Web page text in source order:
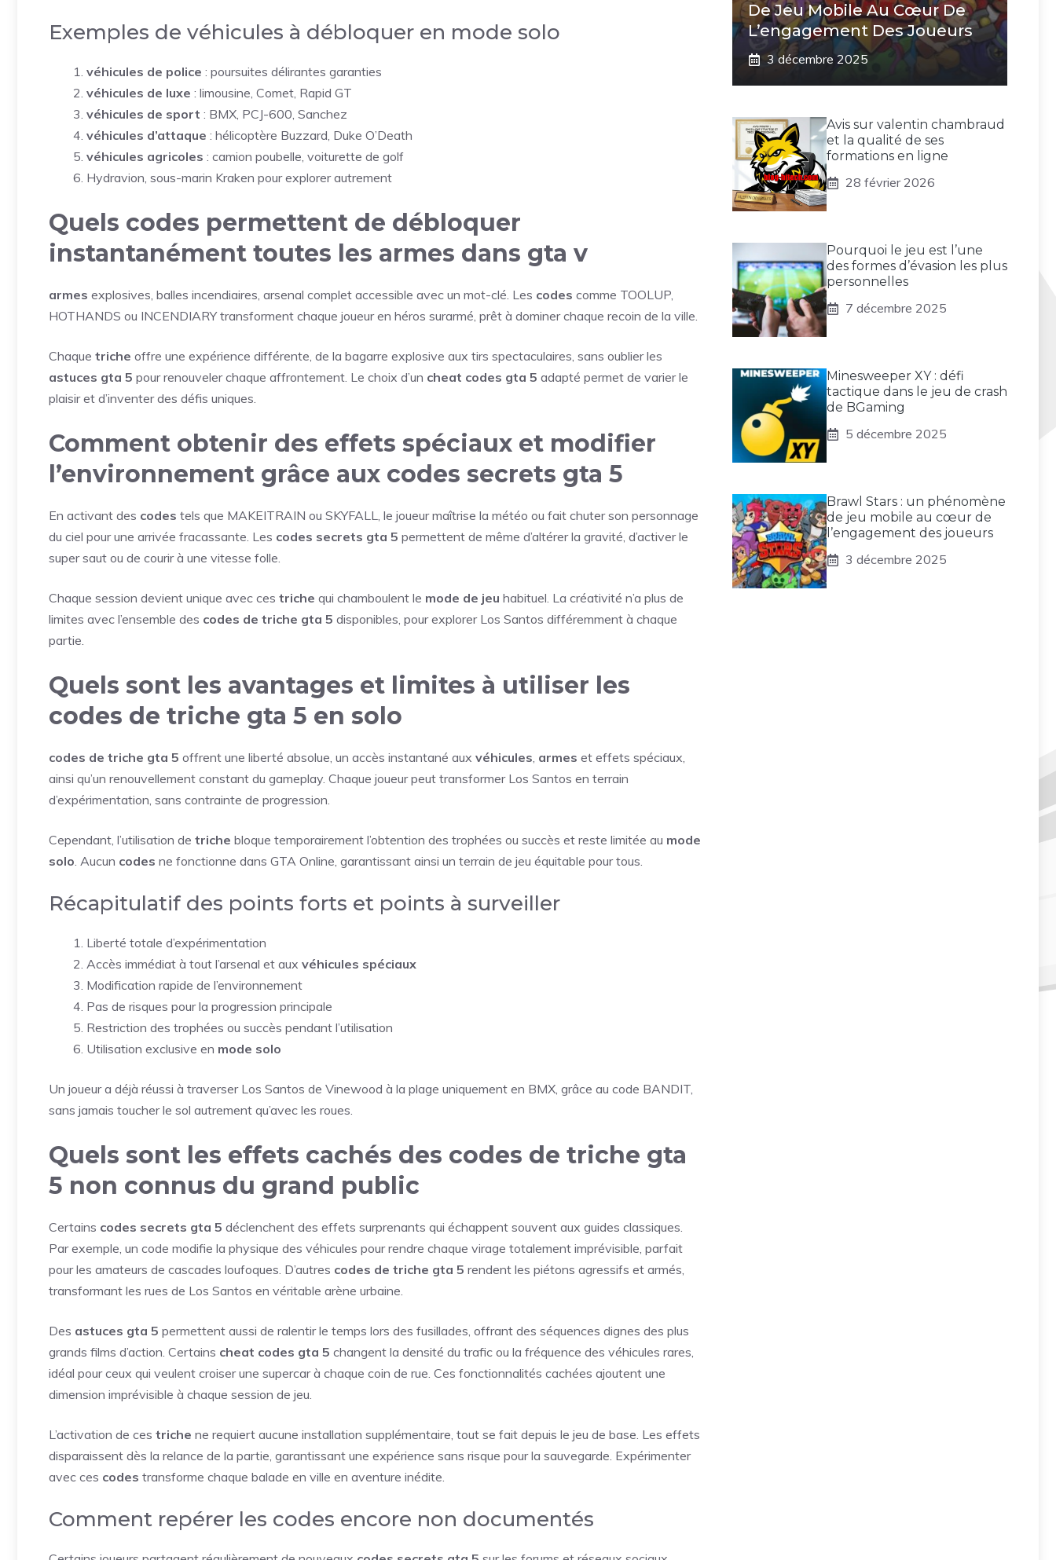
Exemples de véhicules à débloquer en mode solo
véhicules de police : poursuites délirantes garanties
véhicules de luxe : limousine, Comet, Rapid GT
véhicules de sport : BMX, PCJ-600, Sanchez
véhicules d’attaque : hélicoptère Buzzard, Duke O’Death
véhicules agricoles : camion poubelle, voiturette de golf
Hydravion, sous-marin Kraken pour explorer autrement
Quels codes permettent de débloquer
instantanément toutes les armes dans gta v
armes explosives, balles incendiaires, arsenal complet accessible avec un mot-clé. Les codes comme TOOLUP,
HOTHANDS ou INCENDIARY transforment chaque joueur en héros surarmé, prêt à dominer chaque recoin de la ville.
Chaque triche offre une expérience différente, de la bagarre explosive aux tirs spectaculaires, sans oublier les
astuces gta 5 pour renouveler chaque affrontement. Le choix d’un cheat codes gta 5 adapté permet de varier le
plaisir et d’inventer des défis uniques.
Comment obtenir des effets spéciaux et modifier
l’environnement grâce aux codes secrets gta 5
En activant des codes tels que MAKEITRAIN ou SKYFALL, le joueur maîtrise la météo ou fait chuter son personnage
du ciel pour une arrivée fracassante. Les codes secrets gta 5 permettent de même d’altérer la gravité, d’activer le
super saut ou de courir à une vitesse folle.
Chaque session devient unique avec ces triche qui chamboulent le mode de jeu habituel. La créativité n’a plus de
limites avec l’ensemble des codes de triche gta 5 disponibles, pour explorer Los Santos différemment à chaque
partie.
Quels sont les avantages et limites à utiliser les
codes de triche gta 5 en solo
codes de triche gta 5 offrent une liberté absolue, un accès instantané aux véhicules, armes et effets spéciaux,
ainsi qu’un renouvellement constant du gameplay. Chaque joueur peut transformer Los Santos en terrain
d’expérimentation, sans contrainte de progression.
Cependant, l’utilisation de triche bloque temporairement l’obtention des trophées ou succès et reste limitée au mode
solo. Aucun codes ne fonctionne dans GTA Online, garantissant ainsi un terrain de jeu équitable pour tous.
Récapitulatif des points forts et points à surveiller
Liberté totale d’expérimentation
Accès immédiat à tout l’arsenal et aux véhicules spéciaux
Modification rapide de l’environnement
Pas de risques pour la progression principale
Restriction des trophées ou succès pendant l’utilisation
Utilisation exclusive en mode solo
Un joueur a déjà réussi à traverser Los Santos de Vinewood à la plage uniquement en BMX, grâce au code BANDIT,
sans jamais toucher le sol autrement qu’avec les roues.
Quels sont les effets cachés des codes de triche gta
5 non connus du grand public
Certains codes secrets gta 5 déclenchent des effets surprenants qui échappent souvent aux guides classiques.
Par exemple, un code modifie la physique des véhicules pour rendre chaque virage totalement imprévisible, parfait
pour les amateurs de cascades loufoques. D’autres codes de triche gta 5 rendent les piétons agressifs et armés,
transformant les rues de Los Santos en véritable arène urbaine.
Des astuces gta 5 permettent aussi de ralentir le temps lors des fusillades, offrant des séquences dignes des plus
grands films d’action. Certains cheat codes gta 5 changent la densité du trafic ou la fréquence des véhicules rares,
idéal pour ceux qui veulent croiser une supercar à chaque coin de rue. Ces fonctionnalités cachées ajoutent une
dimension imprévisible à chaque session de jeu.
L’activation de ces triche ne requiert aucune installation supplémentaire, tout se fait depuis le jeu de base. Les effets
disparaissent dès la relance de la partie, garantissant une expérience sans risque pour la sauvegarde. Expérimenter
avec ces codes transforme chaque balade en ville en aventure inédite.
Comment repérer les codes encore non documentés
De Jeu Mobile Au Cœur De
L’engagement Des Joueurs
3 décembre 2025
Avis sur valentin chambraud
et la qualité de ses
formations en ligne
28 février 2026
Pourquoi le jeu est l’une
des formes d’évasion les plus
personnelles
7 décembre 2025
Minesweeper XY : défi
tactique dans le jeu de crash
de BGaming
5 décembre 2025
Brawl Stars : un phénomène
de jeu mobile au cœur de
l’engagement des joueurs
3 décembre 2025